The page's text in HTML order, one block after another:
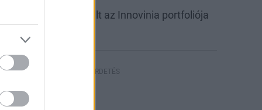
csarnokkal bővült az Innovinia portfoliója
HIRDETÉS